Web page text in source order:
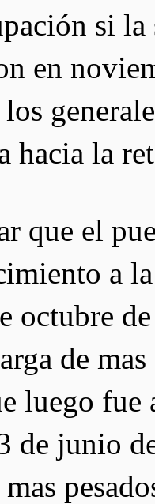
si
en
hacia la
que el
a
octubre
de
luego
de junio